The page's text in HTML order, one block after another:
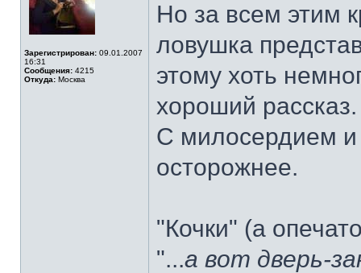
Зарегистрирован: 09.01.2007
16:31
Сообщения: 4215
Откуда: Москва
Но за всем этим
ловушка
этому хоть
хороший рассказ.
С милосердием
осторожнее.
"Кочки" (а
"...а вот дверь-